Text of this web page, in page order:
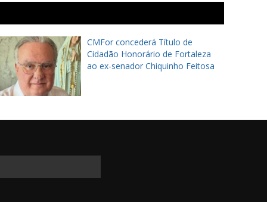
CMFor concederá Título de
Cidadão Honorário de Fortaleza
ao ex-senador Chiquinho Feitosa